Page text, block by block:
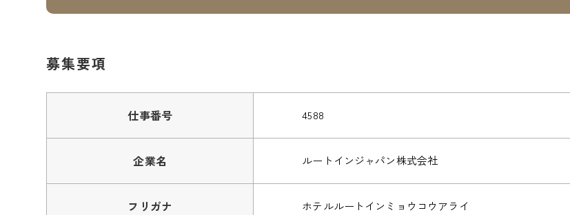
募集要項
仕事番号 4588
企業名 ルートインジャパン株式会社
フリガナ ホテルルートインミョウコウアライ